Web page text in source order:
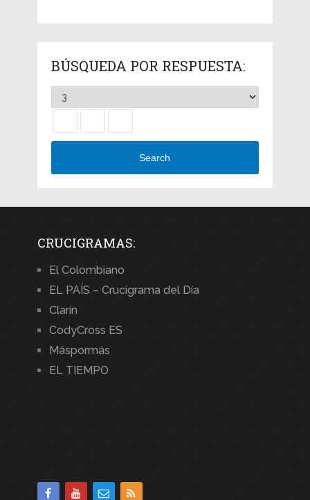
BÚSQUEDA POR RESPUESTA:
Search
CRUCIGRAMAS:
El Colombiano
EL PAÍS – Crucigrama del Día
Clarín
CodyCross ES
Máspormás
EL TIEMPO